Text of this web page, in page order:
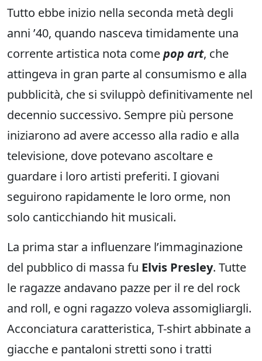
Tutto ebbe inizio nella seconda metà degli
anni ’40, quando nasceva timidamente una
corrente artistica nota comepop art, che
attingeva in gran parte al consumismo e alla
pubblicità, che si sviluppò definitivamente nel
decennio successivo. Sempre più persone
iniziarono ad avere accesso alla radio e alla
televisione, dove potevano ascoltare e
guardare i loro artisti preferiti. I giovani
seguirono rapidamente le loro orme, non
solo canticchiando hit musicali.
La prima star a influenzare l’immaginazione
del pubblico di massa fu Elvis Presley. Tutte
le ragazze andavano pazze per il re del rock
and roll, e ogni ragazzo voleva assomigliargli.
Acconciatura caratteristica, T-shirt abbinate a
giacche e pantaloni stretti sono i tratti